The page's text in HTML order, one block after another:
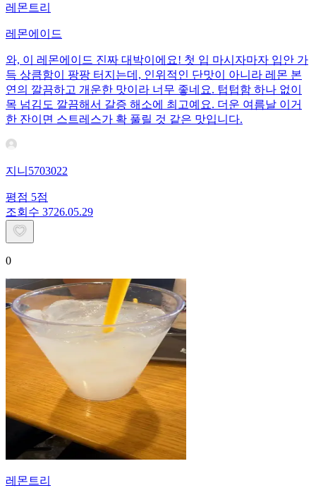
레몬트리
레몬에이드
와, 이 레몬에이드 진짜 대박이에요! 첫 입 마시자마자 입안 가
득 상큼함이 팡팡 터지는데, 인위적인 단맛이 아니라 레몬 본
연의 깔끔하고 개운한 맛이라 너무 좋네요. 텁텁함 하나 없이
목 넘김도 깔끔해서 갈증 해소에 최고예요. 더운 여름날 이거
한 잔이면 스트레스가 확 풀릴 것 같은 맛입니다.
지니5703022
평점 5점
조회수 3726.05.29
0
레몬트리